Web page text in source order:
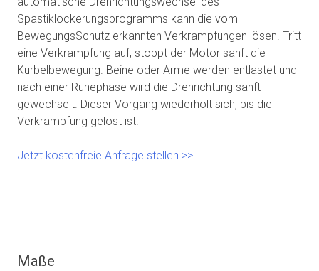
Spastiklockerungsprogramms kann die vom
BewegungsSchutz erkannten Verkrampfungen lösen. Tritt
eine Verkrampfung auf, stoppt der Motor sanft die
Kurbelbewegung. Beine oder Arme werden entlastet und
nach einer Ruhephase wird die Drehrichtung sanft
gewechselt. Dieser Vorgang wiederholt sich, bis die
Verkrampfung gelöst ist.
Jetzt kostenfreie Anfrage stellen >>
Maße